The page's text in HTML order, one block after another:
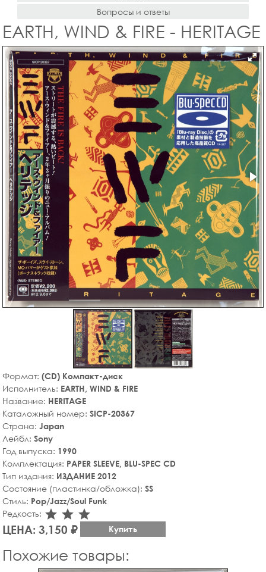
Вопросы и ответы
EARTH, WIND & FIRE - HERITAGE
Формат: (CD) Компакт-диск
Исполнитель: EARTH, WIND & FIRE
Название: HERITAGE
Каталожный номер: SICP-20367
Страна: Japan
Лейбл: Sony
Год выпуска: 1990
Комплектация: PAPER SLEEVE, BLU-SPEC CD
Тип издания: ИЗДАНИЕ 2012
Состояние (пластинка/обложка): SS
Стиль: Pop/Jazz/Soul Funk
Редкость: star_rate
star_rate
star_rate
ЦЕНА: 3,150 ₽ Купить
Похожие товары: